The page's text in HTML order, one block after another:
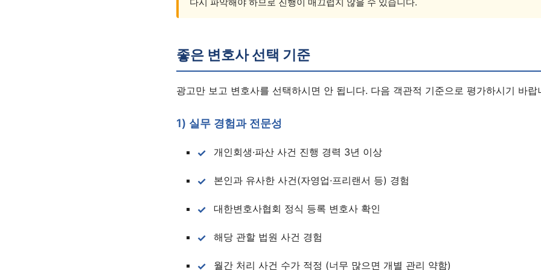
좋은 변호사 선택 기준
광고만 보고 변호사를 선택하시면 안 됩니다. 다음 객관적 기준으로 평가하시기 바랍
1) 실무 경험과 전문성
개인회생·파산 사건 진행 경력 3년 이상
본인과 유사한 사건(자영업·프리랜서 등) 경험
대한변호사협회 정식 등록 변호사 확인
해당 관할 법원 사건 경험
월간 처리 사건 수가 적정 (너무 많으면 개별 관리 약함)